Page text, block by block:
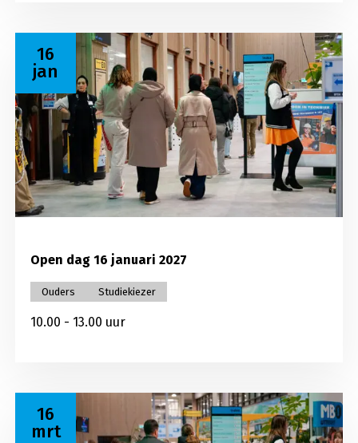
Open dag 16 januari 2027
Ouders Studiekiezer
10.00 - 13.00 uur
16
jan
Lees meer over Open dag 16 januari 2027
16
mrt
Lees meer over Open dag 16 maart 2027